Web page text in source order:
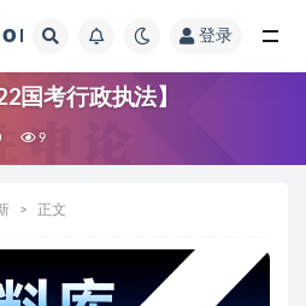
全网资料整合平台
登录
国考行政执法】
9
正文